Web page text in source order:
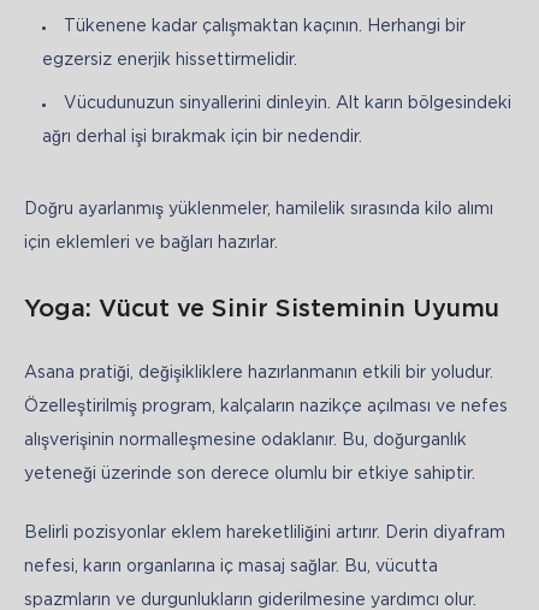
Tükenene kadar çalışmaktan kaçının. Herhangi bir
egzersiz enerjik hissettirmelidir.
Vücudunuzun sinyallerini dinleyin. Alt karın bölgesindeki
ağrı derhal işi bırakmak için bir nedendir.
Doğru ayarlanmış yüklenmeler, hamilelik sırasında kilo alımı
için eklemleri ve bağları hazırlar.
Yoga: Vücut ve Sinir Sisteminin Uyumu
Asana pratiği, değişikliklere hazırlanmanın etkili bir yoludur.
Özelleştirilmiş program, kalçaların nazikçe açılması ve nefes
alışverişinin normalleşmesine odaklanır. Bu, doğurganlık
yeteneği üzerinde son derece olumlu bir etkiye sahiptir.
Belirli pozisyonlar eklem hareketliliğini artırır. Derin diyafram
nefesi, karın organlarına iç masaj sağlar. Bu, vücutta
spazmların ve durgunlukların giderilmesine yardımcı olur.